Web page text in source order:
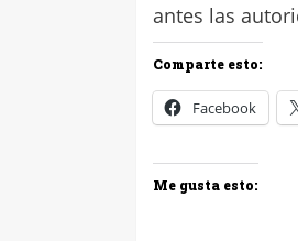
antes las
Comparte esto:
Facebook
Me gusta esto: